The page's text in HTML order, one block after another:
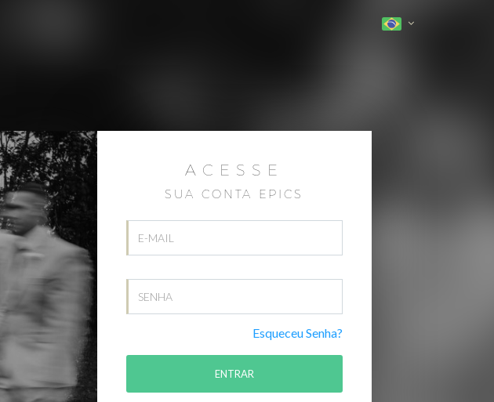
ACESSE
SUA CONTA EPICS
Esqueceu Senha?